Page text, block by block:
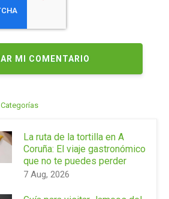
Categorías
La ruta de la tortilla en A
Coruña: El viaje gastronómico
que no te puedes perder
7 Aug, 2026